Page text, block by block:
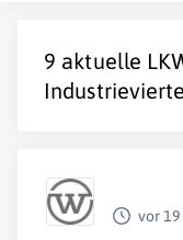
9 aktuelle
vor 19